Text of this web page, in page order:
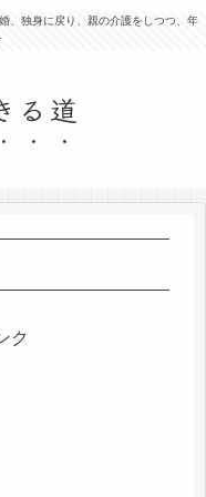
、独身に戻り、親の介護をしつつ、年
る道
ク